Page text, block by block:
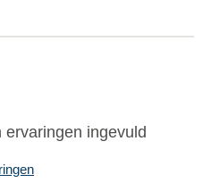
ingevuld